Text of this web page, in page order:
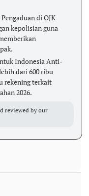
di OJK
kepolisian guna
Indonesia Anti-
dari 600 ribu
rekening terkait
2026.
reviewed by our